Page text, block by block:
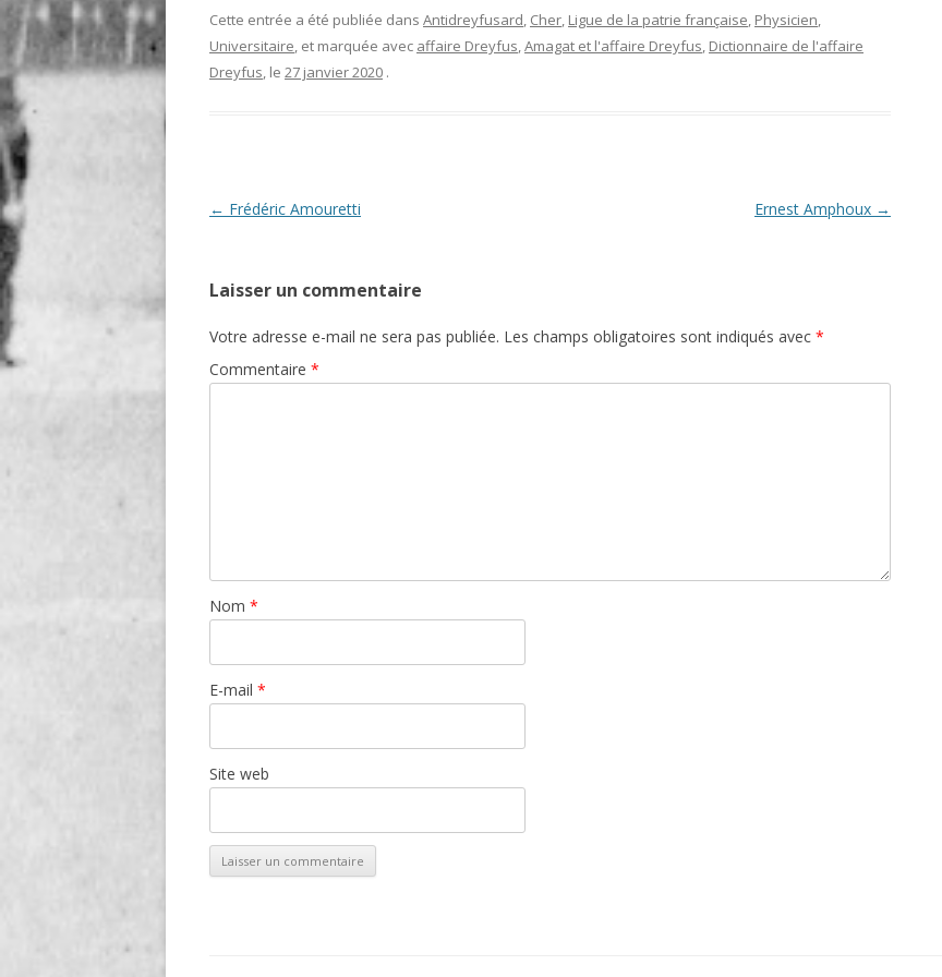
Cette entrée a été publiée dans Antidreyfusard, Cher, Ligue de la patrie française, Physicien,
Universitaire, et marquée avec affaire Dreyfus,Amagat et l'affaire Dreyfus, Dictionnaire de l'affaire
Dreyfus, le 27 janvier 2020 .
Navigation
← Frédéric Amouretti Ernest Amphoux →
Laisser un commentaire
Votre adresse e-mail ne sera pas publiée. Les champs obligatoires sont indiqués avec *
Commentaire *
Nom *
E-mail *
Site web